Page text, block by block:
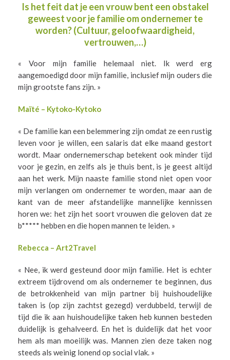
Is het feit dat je een vrouw bent een obstakel
geweest voor je familie om ondernemer te
worden? (Cultuur, geloofwaardigheid,
vertrouwen,…)
« Voor mijn familie helemaal niet. Ik werd erg
aangemoedigd door mijn familie, inclusief mijn ouders die
mijn grootste fans zijn. »
Maïté – Kytoko-Kytoko
« De familie kan een belemmering zijn omdat ze een rustig
leven voor je willen, een salaris dat elke maand gestort
wordt. Maar ondernemerschap betekent ook minder tijd
voor je gezin, en zelfs als je thuis bent, is je geest altijd
aan het werk. Mijn naaste familie stond niet open voor
mijn verlangen om ondernemer te worden, maar aan de
kant van de meer afstandelijke mannelijke kennissen
horen we: het zijn het soort vrouwen die geloven dat ze
b***** hebben en die hopen mannen te leiden. »
Rebecca – Art2Travel
« Nee, ik werd gesteund door mijn familie. Het is echter
extreem tijdrovend om als ondernemer te beginnen, dus
de betrokkenheid van mijn partner bij huishoudelijke
taken is (op zijn zachtst gezegd) verdubbeld, terwijl de
tijd die ik aan huishoudelijke taken heb kunnen besteden
duidelijk is gehalveerd. En het is duidelijk dat het voor
hem als man moeilijk was. Mannen zien deze taken nog
steeds als weinig lonend op social vlak. »